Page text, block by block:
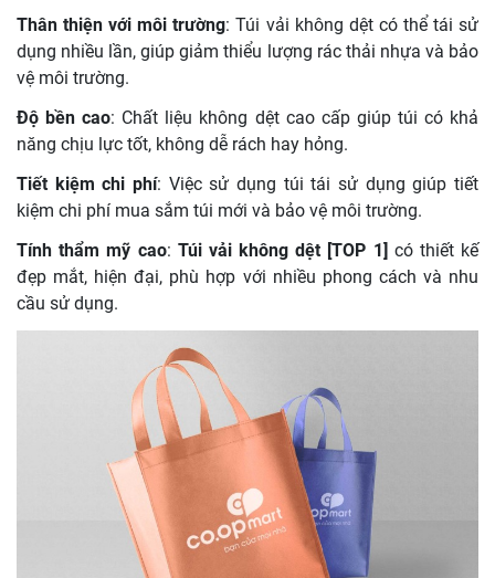
Thân thiện với môi trường: Túi vải không dệt có thể tái sử
dụng nhiều lần, giúp giảm thiểu lượng rác thải nhựa và bảo
vệ môi trường.
Độ bền cao: Chất liệu không dệt cao cấp giúp túi có khả
năng chịu lực tốt, không dễ rách hay hỏng.
Tiết kiệm chi phí: Việc sử dụng túi tái sử dụng giúp tiết
kiệm chi phí mua sắm túi mới và bảo vệ môi trường.
Tính thẩm mỹ cao: Túi vải không dệt [TOP 1] có thiết kế
đẹp mắt, hiện đại, phù hợp với nhiều phong cách và nhu
cầu sử dụng.